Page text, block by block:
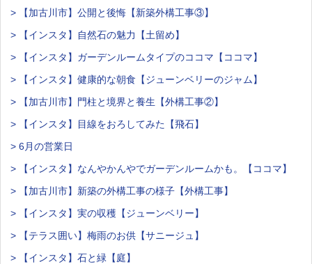
> 【加古川市】公開と後悔【新築外構工事③】
> 【インスタ】自然石の魅力【土留め】
> 【インスタ】ガーデンルームタイプのココマ【ココマ】
> 【インスタ】健康的な朝食【ジューンベリーのジャム】
> 【加古川市】門柱と境界と養生【外構工事②】
> 【インスタ】目線をおろしてみた【飛石】
> 6月の営業日
> 【インスタ】なんやかんやでガーデンルームかも。【ココマ】
> 【加古川市】新築の外構工事の様子【外構工事】
> 【インスタ】実の収穫【ジューンベリー】
> 【テラス囲い】梅雨のお供【サニージュ】
> 【インスタ】石と緑【庭】